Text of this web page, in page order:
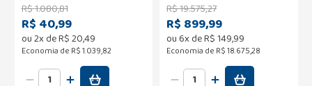
R$1.080,81
R$ 40,99
ou2x deR$20,49
Economia de R$ 1.039,82
R$19.575,27
R$ 899,99
ou6x deR$149,99
Economia de R$ 18.675,28